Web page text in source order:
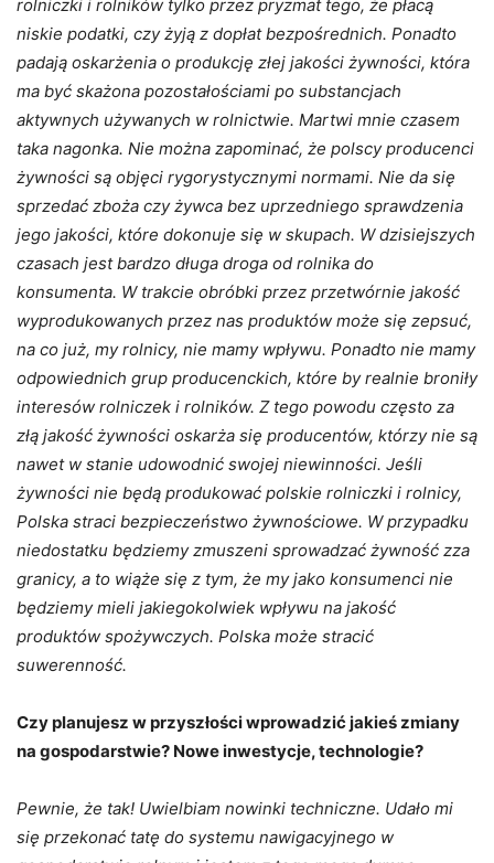
rolniczki i rolników tylko przez pryzmat tego, że płacą
niskie podatki, czy żyją z dopłat bezpośrednich. Ponadto
padają oskarżenia o produkcję złej jakości żywności, która
ma być skażona pozostałościami po substancjach
aktywnych używanych w rolnictwie. Martwi mnie czasem
taka nagonka. Nie można zapominać, że polscy producenci
żywności są objęci rygorystycznymi normami. Nie da się
sprzedać zboża czy żywca bez uprzedniego sprawdzenia
jego jakości, które dokonuje się w skupach. W dzisiejszych
czasach jest bardzo długa droga od rolnika do
konsumenta. W trakcie obróbki przez przetwórnie jakość
wyprodukowanych przez nas produktów może się zepsuć,
na co już, my rolnicy, nie mamy wpływu. Ponadto nie mamy
odpowiednich grup producenckich, które by realnie broniły
interesów rolniczek i rolników. Z tego powodu często za
złą jakość żywności oskarża się producentów, którzy nie są
nawet w stanie udowodnić swojej niewinności. Jeśli
żywności nie będą produkować polskie rolniczki i rolnicy,
Polska straci bezpieczeństwo żywnościowe. W przypadku
niedostatku będziemy zmuszeni sprowadzać żywność zza
granicy, a to wiąże się z tym, że my jako konsumenci nie
będziemy mieli jakiegokolwiek wpływu na jakość
produktów spożywczych. Polska może stracić
suwerenność.
Czy planujesz w przyszłości wprowadzić jakieś zmiany
na gospodarstwie? Nowe inwestycje, technologie?
Pewnie, że tak! Uwielbiam nowinki techniczne. Udało mi
się przekonać tatę do systemu nawigacyjnego w